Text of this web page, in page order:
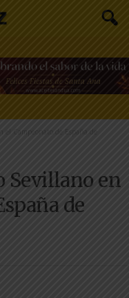
Campeonato de España de
Sevillano en
de